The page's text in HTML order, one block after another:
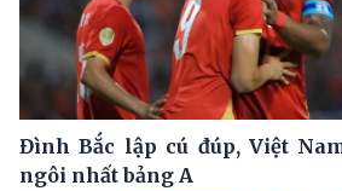
Đình Bắc lập cú đúp, Việt
ngôi nhất bảng A